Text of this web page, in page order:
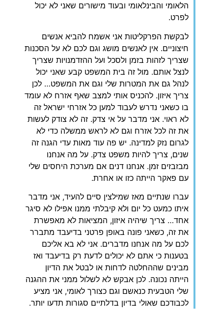
הלאומי והבינלאומי ובעוד מישורים שאני לא יכול
לפרט.
לבקשת הפרקליטות אני אשמח להביא אנשים
חיצוניים. אין לאנשים מושג וגם לכם לא על הסכנות
שצריך לזהות בזמן ולסכל ועל ההזדמנויות שצריך
לנצל אותם. מול זה בית המשפט קבע שאני יכול
לנהל גם את המטרות שלי וגם את המשפט… לכן
צריך איזון. להכניס אותי למצב שאף אזרח לא עומד
בו כשאני נדרש לעבוד למען כל אזרחי ישראל זה
לא ראוי. אני מדבר על אי צדק. זה לא צודק לעשות
את זה לכל אזרח וגם לא לראש ממשלה כדי לא
לגרום נזק למדינה. יש פה עוד מאות עדי הגנה זה
שנים, צריך להיות משפט צדק. על מה אנחנו
מבזבזים זמן. אנחנו דנים אם מערכת היחסים שלי
עם פאקר הייתה כזו או אחרת.
עברו שנתיים מאז שמילצין סיים להעיד, אני מדבר
איתו כמעט כל יום ולא קיבלתי ממנו אפילו לא סיגר
אחד… צריך שיהיה איזון, המציאות לא מאפשרת
את זה, כשאני פונה באופן פרטני בדיעבד מתברר
לכם על מה אנחנו מדברים. אני לא בא אליכם
בטענות כי אתם לא יכולים לדעת רק בדיעבד ואז
מבינים שההחלטה לדחות או לבטל את הדיון
הייתה נכונה. לכן אבקש לא לשלול ממני את ההגנה
שלי הטבעית כנאשם וגם כצורך לאומי, אני מציע
לכבודכם שאולי בדיון בדלתיים סגורות תדעו יותר.